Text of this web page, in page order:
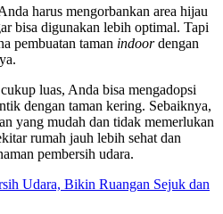
harus mengorbankan area hijau
bisa digunakan lebih optimal. Tapi
pembuatan taman indoordengan
luas, Anda bisa mengadopsi
dengan taman kering. Sebaiknya,
yang mudah dan tidak memerlukan
rumah jauh lebih sehat dan
pembersih udara.
Udara, Bikin Ruangan Sejuk dan